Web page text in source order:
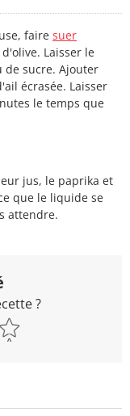
faire suer
Laisser le
de sucre. Ajouter
écrasée. Laisser
le temps que
jus, le paprika et
que le liquide se
attendre.
?